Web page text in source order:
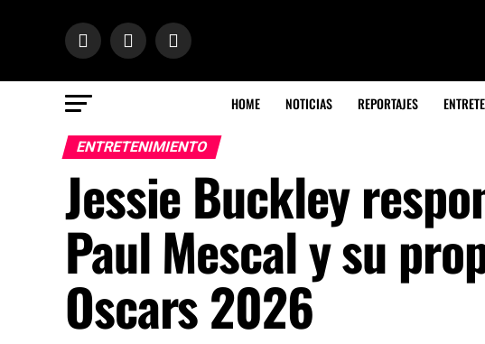
HOME NOTICIAS REPORTAJES
ENTRETENIMIENTO
Jessie Buckley
Paul Mescal y su
Oscars 2026